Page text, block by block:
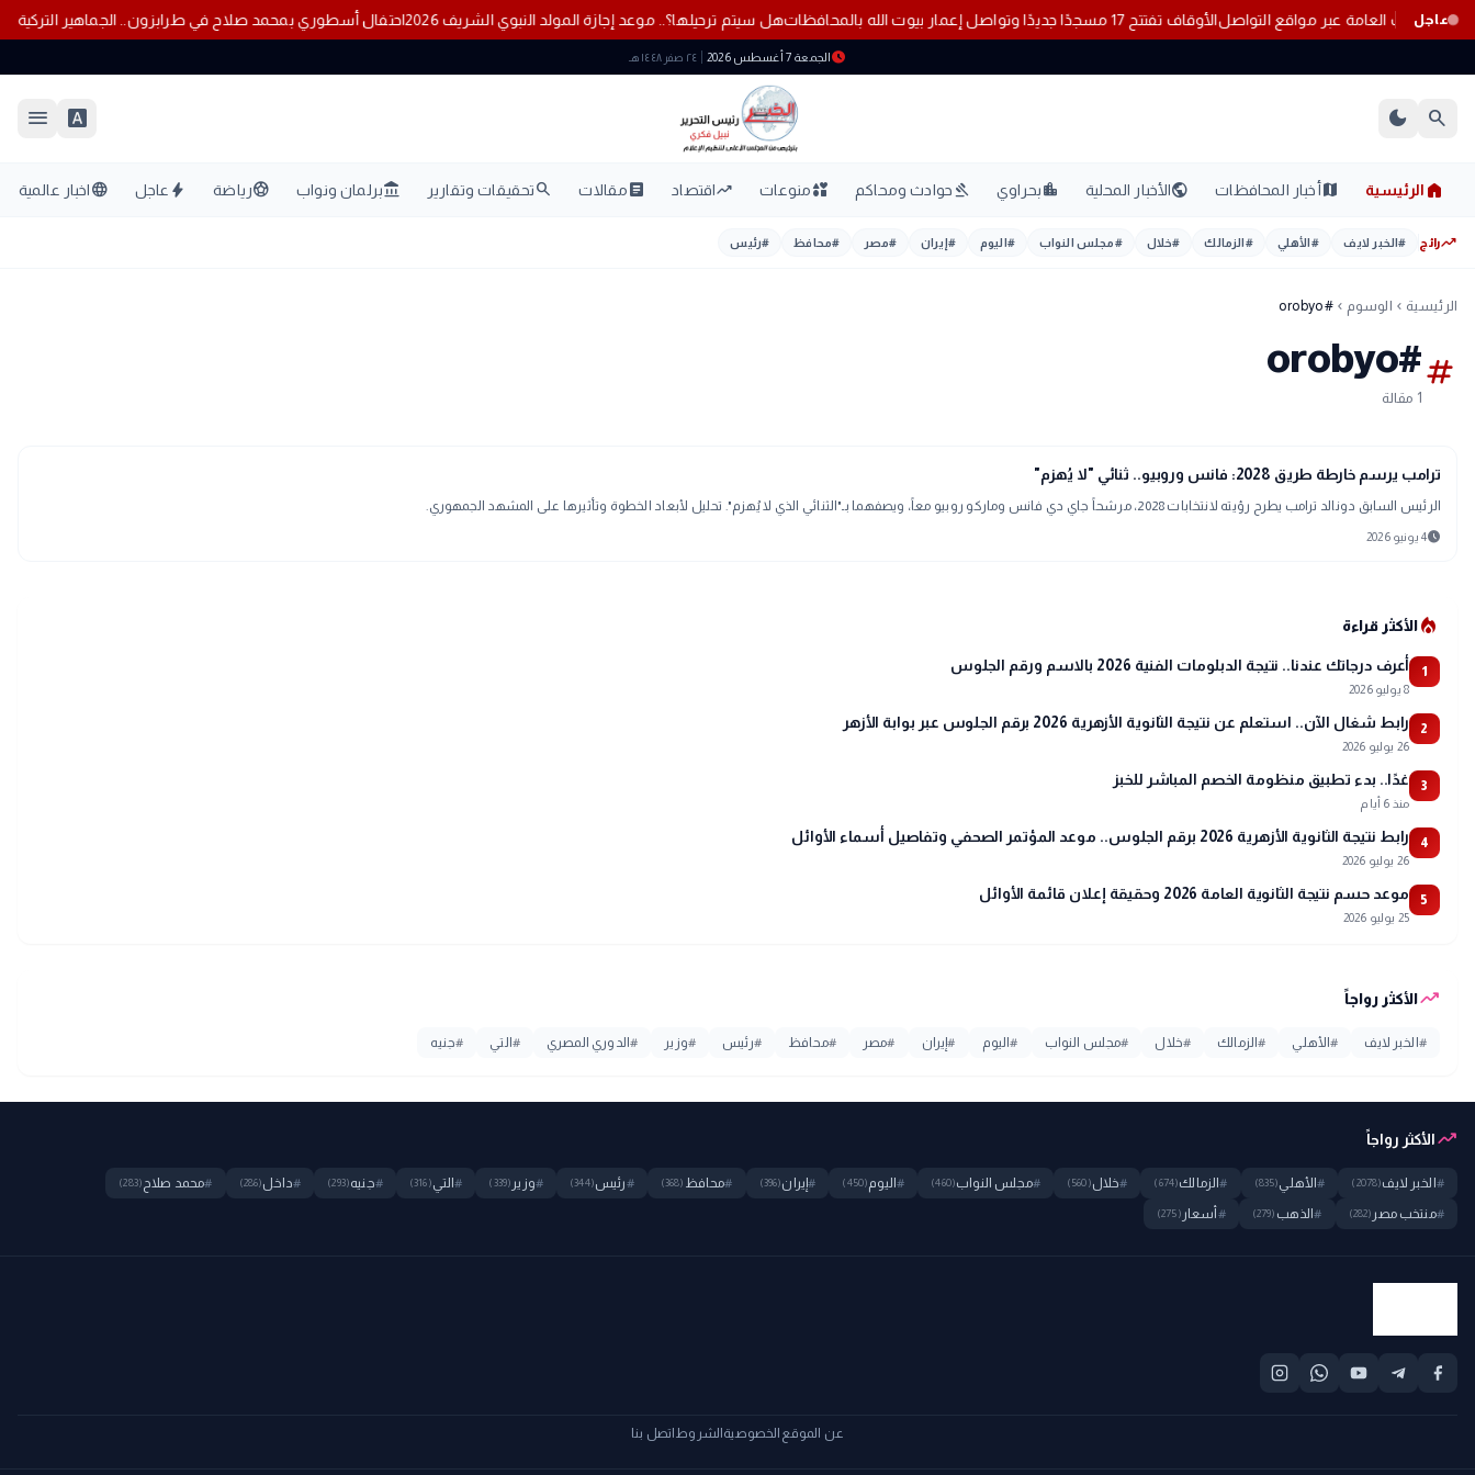
عاجلللآداب العامة عبر مواقع التواصلالأوقاف تفتتح 17 مسجدًا جديدًا وتواصل إعمار بيوت الله بالمحافظات هل سيتم ترحيلها؟.. موعد إجازة المولد النبوي الشريف 2026 احتفال أسطوري بمحمد صلاح في طرابزون.. الجماهير
scheduleالجمعة 7 أغسطس 2026 ٢٤ صفر ١٤٤٨ هـ
search
dark_mode
font_download
menu
home الرئيسية mapأخبار المحافظات publicالأخبار المحلية location_cityبحراوي gavelحوادث ومحاكم interestsمنوعات trending_upاقتصاد articleمقالات searchتحقيقات وتقارير account_balanceبرلمان ونواب sports_soccerرياضة bolt عاجل languageاخبار عالمية
trending_upرائج #الخبر لايف #الأهلي #الزمالك #خلال #مجلس النواب #اليوم #إيران #مصر #محافظ #رئيس
الرئيسية chevron_left الوسوم chevron_left
#orobyo
tag
#orobyo
1 مقالة
bolt
عاجل
ترامب يرسم خارطة طريق 2028: فانس وروبيو.. ثنائي "لا يُهزم"
الرئيس السابق دونالد ترامب يطرح رؤيته لانتخابات 2028، مرشحاً جاي دي فانس وماركو روبيو معاً، ويصفهما بـ"الثنائي الذي لا يُهزم". تحليل لأبعاد الخطوة وتأثيرها على المشهد الجمهوري.
schedule4 يونيو 2026
local_fire_departmentالأكثر قراءة
1 أعرف درجاتك عندنا.. نتيجة الدبلومات الفنية 2026 بالاسم ورقم الجلوس
8 يوليو 2026
2 رابط شغال الآن.. استعلم عن نتيجة الثانوية الأزهرية 2026 برقم الجلوس عبر بوابة الأزهر
26 يوليو 2026
3 غدًا.. بدء تطبيق منظومة الخصم المباشر للخبز
منذ 6 أيام
4 رابط نتيجة الثانوية الأزهرية 2026 برقم الجلوس.. موعد المؤتمر الصحفي وتفاصيل أسماء الأوائل
26 يوليو 2026
5 موعد حسم نتيجة الثانوية العامة 2026 وحقيقة إعلان قائمة الأوائل
25 يوليو 2026
trending_upالأكثر رواجاً
# الخبر لايف #الأهلي #الزمالك #خلال #مجلس النواب #اليوم #إيران #مصر #محافظ #رئيس #وزير #الدوري المصري # التي #جنيه
trending_upالأكثر رواجاً
# الخبر لايف(2078)
#الأهلي(835)
#الزمالك(674)
#خلال(560)
#مجلس النواب(460)
#اليوم(450)
#إيران(396)
#محافظ (368)
#رئيس(344)
#وزير (339)
#التي(316)
#جنيه(293)
#داخل(286)
#محمد صلاح (283)
#منتخب مصر (282)
#الذهب (279)
# أسعار (275)
عن الموقع الخصوصية الشروط اتصل بنا